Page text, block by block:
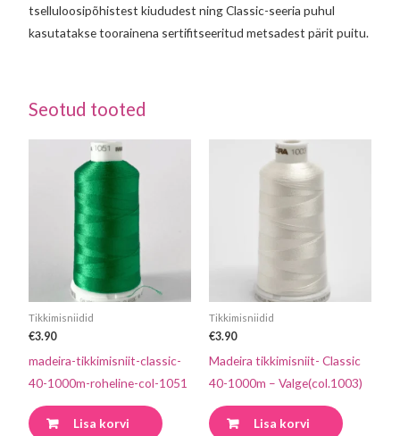
tselluloosipõhistest kiududest ning Classic-seeria puhul
kasutatakse toorainena sertifitseeritud metsadest pärit puitu.
Seotud tooted
Tikkimisniidid
€3.90
madeira-tikkimisniit-classic-
40-1000m-roheline-col-1051
Lisa korvi
Tikkimisniidid
€3.90
Madeira tikkimisniit- Classic
40-1000m – Valge(col.1003)
Lisa korvi